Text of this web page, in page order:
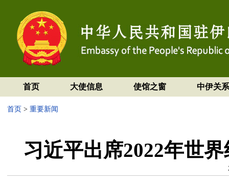
首页 大使信息 使馆之窗 中伊关系
首页 > 重要新闻
习近平出席2022年世